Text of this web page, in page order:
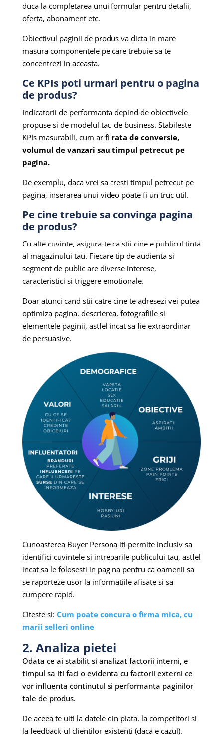
duca la completarea unui formular pentru detalii,
oferta, abonament etc.
Obiectivul paginii de produs va dicta in mare
masura componentele pe care trebuie sa te
concentrezi in aceasta.
Ce KPIs poti urmari pentru o pagina
de produs?
Indicatorii de performanta depind de obiectivele
propuse si de modelul tau de business. Stabileste
KPIs masurabili, cum ar fi rata de conversie,
volumul de vanzari sau timpul petrecut pe
pagina.
De exemplu, daca vrei sa cresti timpul petrecut pe
pagina, inserarea unui video poate fi un truc util.
Pe cine trebuie sa convinga pagina
de produs?
Cu alte cuvinte, asigura-te ca stii cine e publicul tinta
al magazinului tau. Fiecare tip de audienta si
segment de public are diverse interese,
caracteristici si triggere emotionale.
Doar atunci cand stii catre cine te adresezi vei putea
optimiza pagina, descrierea, fotografiile si
elementele paginii, astfel incat sa fie extraordinar
de persuasive.
Cunoasterea Buyer Persona iti permite inclusiv sa
identifici cuvintele si intrebarile publicului tau, astfel
incat sa le folosesti in pagina pentru ca oamenii sa
se raporteze usor la informatiile afisate si sa
cumpere rapid.
Citeste si: Cum poate concura o firma mica, cu
marii selleri online
2. Analiza pietei
Odata ce ai stabilit si analizat factorii interni, e
timpul sa iti faci o evidenta cu factorii externi ce
vor influenta continutul si performanta paginilor
tale de produs.
De aceea te uiti la datele din piata, la competitori si
la feedback-ul clientilor existenti (daca e cazul).